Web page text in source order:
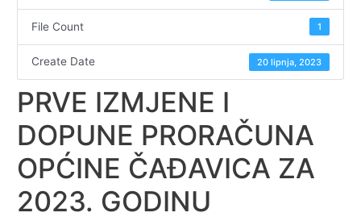
File Count 1
Create Date 20 lipnja, 2023
PRVE IZMJENE I
DOPUNE PRORAČUNA
OPĆINE ČAĐAVICA ZA
2023. GODINU